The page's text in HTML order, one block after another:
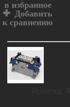
в избранное
Добавить
к сравнению